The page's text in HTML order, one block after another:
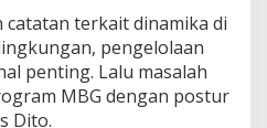
catatan terkait dinamika di
pengelolaan
penting. Lalu masalah
MBG dengan postur
Dito.